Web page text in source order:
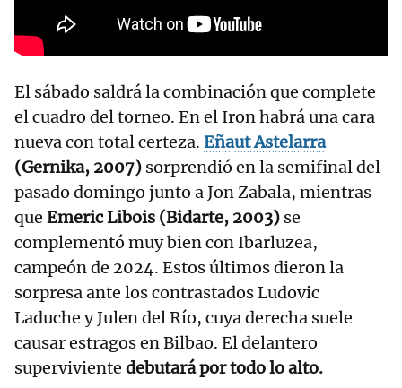
El sábado saldrá la combinación que complete
el cuadro del torneo. En el Iron habrá una cara
nueva con total certeza. Eñaut Astelarra
(Gernika, 2007) sorprendió en la semifinal del
pasado domingo junto a Jon Zabala, mientras
que Emeric Libois (Bidarte, 2003) se
complementó muy bien con Ibarluzea,
campeón de 2024. Estos últimos dieron la
sorpresa ante los contrastados Ludovic
Laduche y Julen del Río, cuya derecha suele
causar estragos en Bilbao. El delantero
superviviente debutará por todo lo alto.